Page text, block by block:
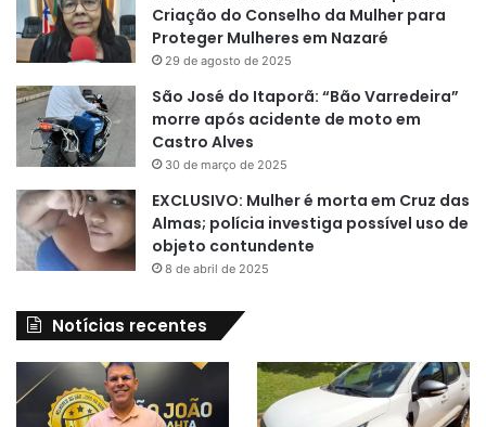
Criação do Conselho da Mulher para
Proteger Mulheres em Nazaré
29 de agosto de 2025
São José do Itaporã: “Bão Varredeira”
morre após acidente de moto em
Castro Alves
30 de março de 2025
EXCLUSIVO: Mulher é morta em Cruz das
Almas; polícia investiga possível uso de
objeto contundente
8 de abril de 2025
Notícias recentes